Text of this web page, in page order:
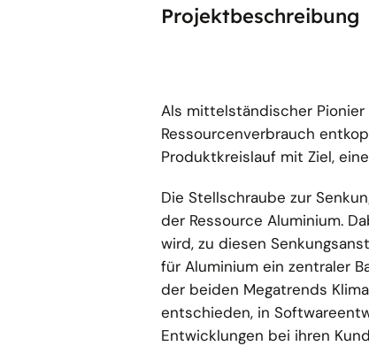
Projektbeschreibung
Als mittelständischer
Ressourcenverbrauch
Produktkreislauf mit Ziel,
Die Stellschraube zur
der Ressource Aluminium.
wird, zu diesen
für Aluminium ein zentraler
der beiden Megatrends
entschieden, in
Entwicklungen bei ihren